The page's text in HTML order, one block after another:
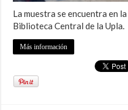
La muestra se encuentra en
Biblioteca Central de la Upla.
Más información